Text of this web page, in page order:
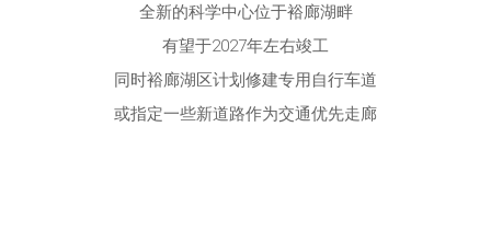
全新的科学中心位于裕廊湖畔
有望于2027年左右竣工
同时裕廊湖区计划修建专用自行车道
或指定一些新道路作为交通优先走廊